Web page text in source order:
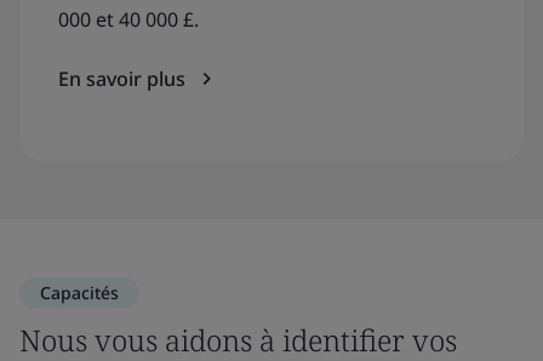
000 et 40 000 £.
En savoir plus
Capacités
Nous vous aidons à identifier vos